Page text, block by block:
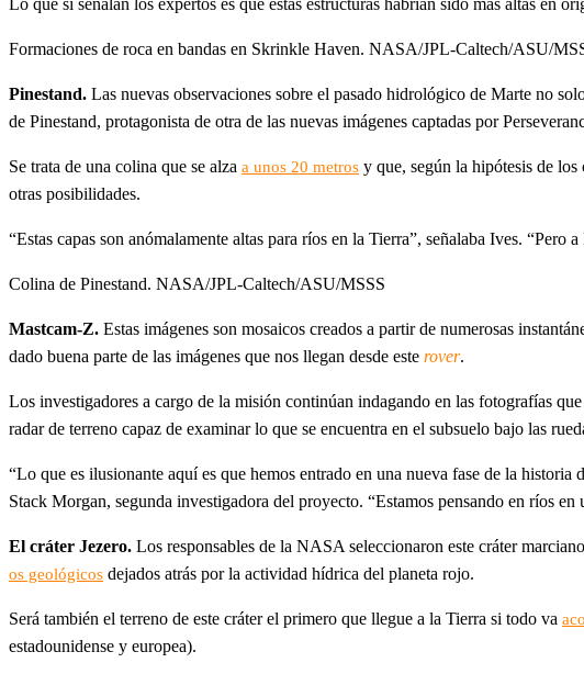
Formaciones de roca en bandas en Skrinkle Haven. NASA/JPL-Caltech/ASU/
Pinestand. Las nuevas observaciones sobre el pasado hidrológico de Marte no
de Pinestand, protagonista de otra de las nuevas imágenes captadas por
Se trata de una colina que se alza a unos 20 metros y que, según la hipótesis de
otras posibilidades.
“Estas capas son anómalamente altas para ríos en la Tierra”, señalaba Ives.
Colina de Pinestand. NASA/JPL-Caltech/ASU/MSSS
Mastcam-Z. Estas imágenes son mosaicos creados a partir de numerosas
dado buena parte de las imágenes que nos llegan desde este rover.
Los investigadores a cargo de la misión continúan indagando en las fotografías
radar de terreno capaz de examinar lo que se encuentra en el subsuelo bajo las
“Lo que es ilusionante aquí es que hemos entrado en una nueva fase de la
Stack Morgan, segunda investigadora del proyecto. “Estamos pensando en ríos
El cráter Jezero. Los responsables de la NASA seleccionaron este cráter
os geológicos dejados atrás por la actividad hídrica del planeta rojo.
Será también el terreno de este cráter el primero que llegue a la Tierra si todo va
estadounidense y europea).